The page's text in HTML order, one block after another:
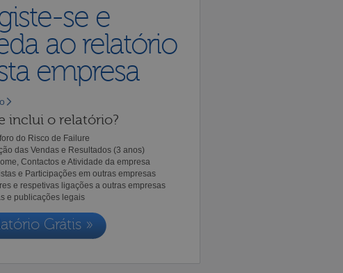
se e
ao relatório
empresa
inclui o relatório?
do Risco de Failure
das Vendas e Resultados (3 anos)
Contactos e Atividade da empresa
e Participações em outras empresas
e respetivas ligações a outras empresas
e publicações legais
Grátis »